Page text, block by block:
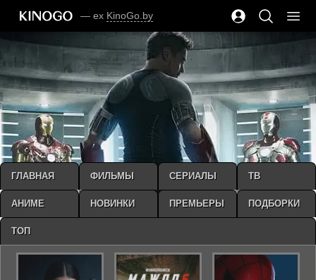
— ex KinoGo.by
ГЛАВНАЯ ФИЛЬМЫ СЕРИАЛЫ ТВ
АНИМЕ НОВИНКИ ПРЕМЬЕРЫ ПОДБОРКИ
ТОП